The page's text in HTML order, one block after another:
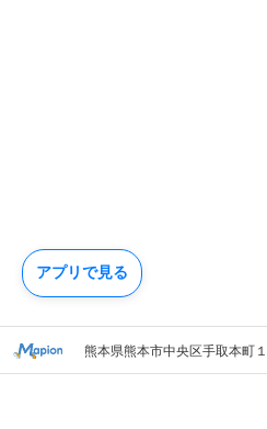
熊本県熊本市中央区手取本町１
アプリで見る